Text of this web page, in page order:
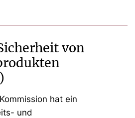
von
hat ein
und